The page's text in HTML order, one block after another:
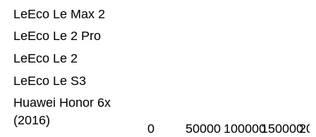
Huawei Honor 6x
(2016)
LeEco Le S3
LeEco Le 2
LeEco Le 2 Pro
LeEco Le Max 2
0 50000 100000150000